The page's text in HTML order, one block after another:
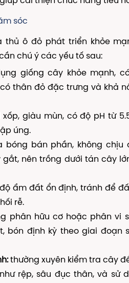
sóc
thủ ô đỏ phát triển khỏe
chú ý các yếu tố sau:
giống cây khỏe mạnh,
thân đỏ đặc trưng và khả
giàu mùn, có độ pH từ
úng.
bán phần, không chịu
nên trồng dưới tán cây
ẩm đất ổn định, tránh để
rễ.
phân hữu cơ hoặc phân vi
bón định kỳ theo giai đoạn
thường xuyên kiểm tra cây
rệp, sâu đục thân, và sử